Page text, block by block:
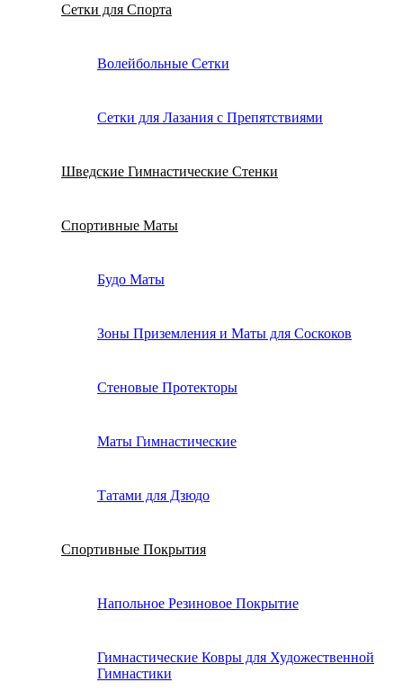
Сетки для Спорта
Волейбольные Сетки
Сетки для Лазания с Препятствиями
Шведские Гимнастические Стенки
Спортивные Маты
Будо Маты
Зоны Приземления и Маты для Соскоков
Стеновые Протекторы
Маты Гимнастические
Татами для Дзюдо
Спортивные Покрытия
Напольное Резиновое Покрытие
Гимнастические Ковры для Художественной
Гимнастики